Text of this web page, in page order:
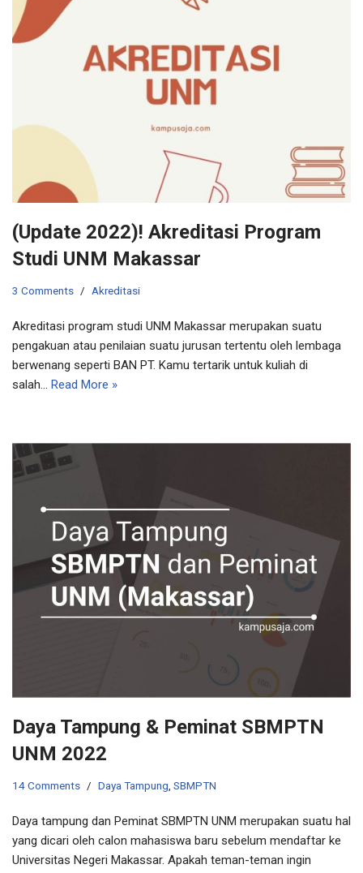
(Update 2022)! Akreditasi Program
Studi UNM Makassar
3 Comments Akreditasi
Akreditasi program studi UNM Makassar merupakan suatu
pengakuan atau penilaian suatu jurusan tertentu oleh lembaga
berwenang seperti BAN PT. Kamu tertarik untuk kuliah di
salah… Read More »
Daya Tampung & Peminat SBMPTN
UNM 2022
14 Comments Daya Tampung SBMPTN
Daya tampung dan Peminat SBMPTN UNM merupakan suatu hal
yang dicari oleh calon mahasiswa baru sebelum mendaftar ke
Universitas Negeri Makassar. Apakah teman-teman ingin